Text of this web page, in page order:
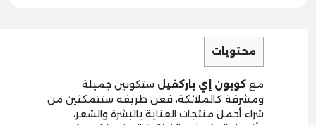
محتويات
مع كوبون إي باركفيل ستكونين جميلة
ومشرقة كالملائكة، فعن طريقه ستتمكنين من
شراء أجمل منتجات العناية بالبشرة والشعر،